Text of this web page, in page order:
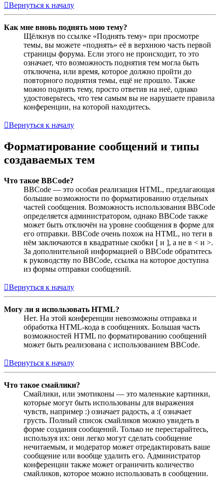
Вернуться к началу
Как мне вновь поднять мою тему?
Щёлкнув по ссылке «Поднять тему» при просмотре
темы, вы можете «поднять» её в верхнюю часть первой
страницы форума. Если этого не происходит, то это
означает, что возможность поднятия тем могла быть
отключена, или время, которое должно пройти до
повторного поднятия темы, ещё не прошло. Также
можно поднять тему, просто ответив на неё, однако
удостоверьтесь, что тем самым вы не нарушаете правила
конференции, на которой находитесь.
Вернуться к началу
Форматирование сообщений и типы
создаваемых тем
Что такое BBCode?
BBCode — это особая реализация HTML, предлагающая
большие возможности по форматированию отдельных
частей сообщения. Возможность использования BBCode
определяется администратором, однако BBCode также
может быть отключён на уровне сообщения в форме для
его отправки. BBCode очень похож на HTML, но теги в
нём заключаются в квадратные скобки [ и ], а не в < и >.
За дополнительной информацией о BBCode обратитесь
к руководству по BBCode, ссылка на которое доступна
из формы отправки сообщений.
Вернуться к началу
Могу ли я использовать HTML?
Нет. На этой конференции невозможны отправка и
обработка HTML-кода в сообщениях. Большая часть
возможностей HTML по форматированию сообщений
может быть реализована с использованием BBCode.
Вернуться к началу
Что такое смайлики?
Смайлики, или эмотиконы — это маленькие картинки,
которые могут быть использованы для выражения
чувств, например :) означает радость, а :( означает
грусть. Полный список смайликов можно увидеть в
форме создания сообщений. Только не перестарайтесь,
используя их: они легко могут сделать сообщение
нечитаемым, и модератор может отредактировать ваше
сообщение или вообще удалить его. Администратор
конференции также может ограничить количество
смайликов, которое можно использовать в сообщении.